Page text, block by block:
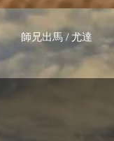
師兄出馬 / 尤達